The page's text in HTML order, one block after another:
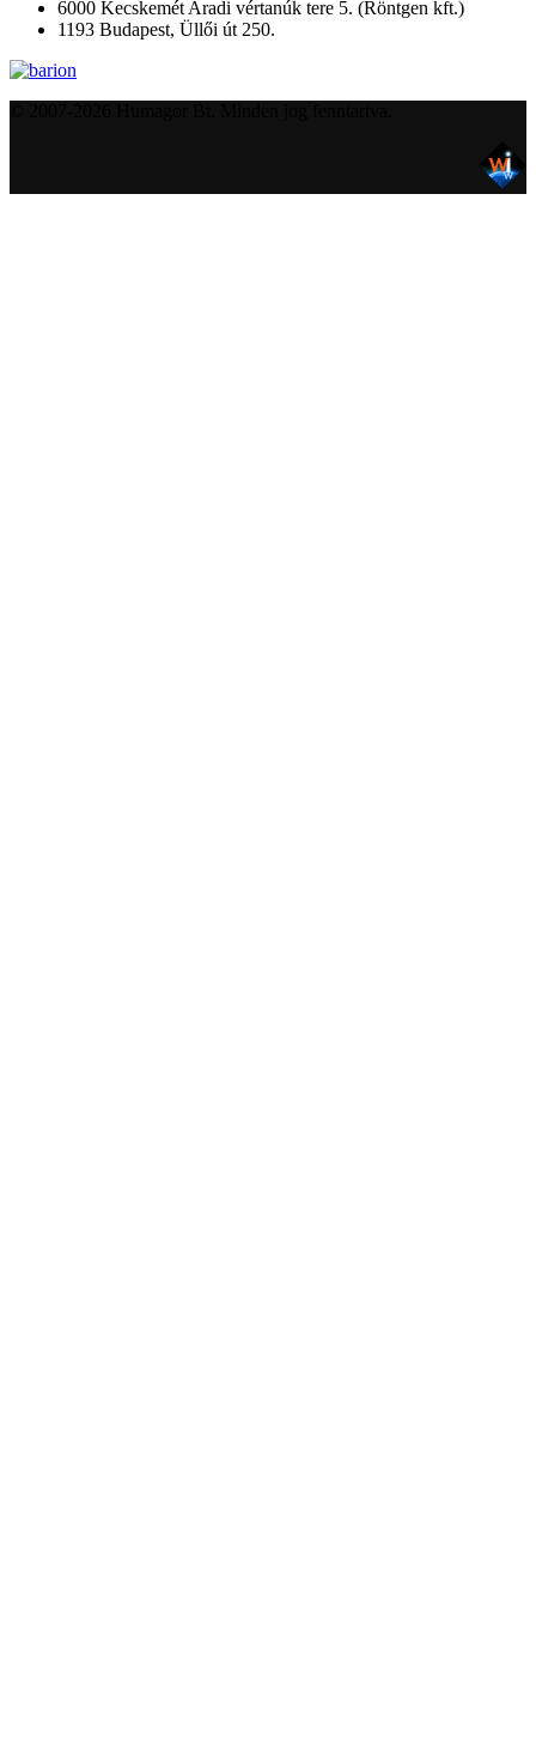
6000 Kecskemét Aradi vértanúk tere 5. (Röntgen kft.)
1193 Budapest, Üllői út 250.